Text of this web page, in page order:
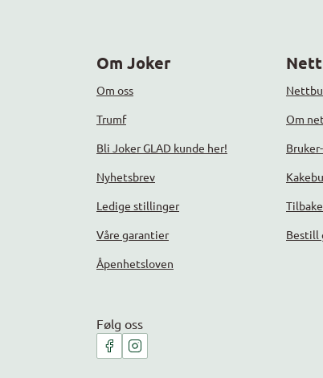
Om Joker
Om oss
Trumf
Bli Joker GLAD kunde her!
Nyhetsbrev
Ledige stillinger
Våre garantier
Åpenhetsloven
Om
Bestill
Følg oss